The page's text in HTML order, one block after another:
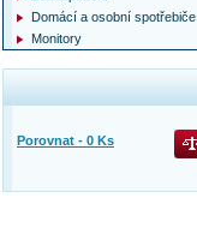
Domácí a osobní spotřebiče
Monitory
Porovnat - 0 Ks